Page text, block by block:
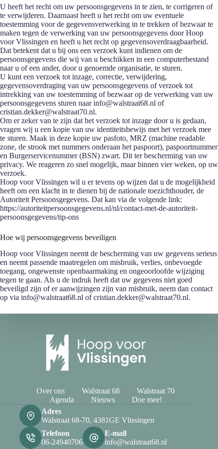
U heeft het recht om uw persoonsgegevens in te zien, te corrigeren of
te verwijderen. Daarnaast heeft u het recht om uw eventuele
toestemming voor de gegevensverwerking in te trekken of bezwaar te
maken tegen de verwerking van uw persoonsgegevens door Hoop
voor Vlissingen en heeft u het recht op gegevensoverdraagbaarheid.
Dat betekent dat u bij ons een verzoek kunt indienen om de
persoonsgegevens die wij van u beschikken in een computerbestand
naar u of een ander, door u genoemde organisatie, te sturen.
U kunt een verzoek tot inzage, correctie, verwijdering,
gegevensoverdraging van uw persoonsgegevens of verzoek tot
intrekking van uw toestemming of bezwaar op de verwerking van uw
persoonsgegevens sturen naar info@walstraat68.nl of
cristian.dekker@walstraat70.nl.
Om er zeker van te zijn dat het verzoek tot inzage door u is gedaan,
vragen wij u een kopie van uw identiteitsbewijs met het verzoek mee
te sturen. Maak in deze kopie uw pasfoto, MRZ (machine readable
zone, de strook met nummers onderaan het paspoort), paspoortnummer
en Burgerservicenummer (BSN) zwart. Dit ter bescherming van uw
privacy. We reageren zo snel mogelijk, maar binnen vier weken, op uw
verzoek.
Hoop voor Vlissingen wil u er tevens op wijzen dat u de mogelijkheid
heeft om een klacht in te dienen bij de nationale toezichthouder, de
Autoriteit Persoonsgegevens. Dat kan via de volgende link:
https://autoriteitpersoonsgegevens.nl/nl/contact-met-de-autoriteit-
persoonsgegevens/tip-ons
Hoe wij persoonsgegevens beveiligen
Hoop voor Vlissingen neemt de bescherming van uw gegevens serieus
en neemt passende maatregelen om misbruik, verlies, onbevoegde
toegang, ongewenste openbaarmaking en ongeoorloofde wijziging
tegen te gaan. Als u de indruk heeft dat uw gegevens niet goed
beveiligd zijn of er aanwijzingen zijn van misbruik, neem dan contact
op via info@walstraat68.nl of cristian.dekker@walstraat70.nl.
Over ons Walstraat 68
Walstraat 70
Agenda
Nieuws
Doe mee!
Adres
Walstraat 68-70, 4381GE Vlissingen
Telefoon
06-24940706
E-mail
info@walstraat68.nl